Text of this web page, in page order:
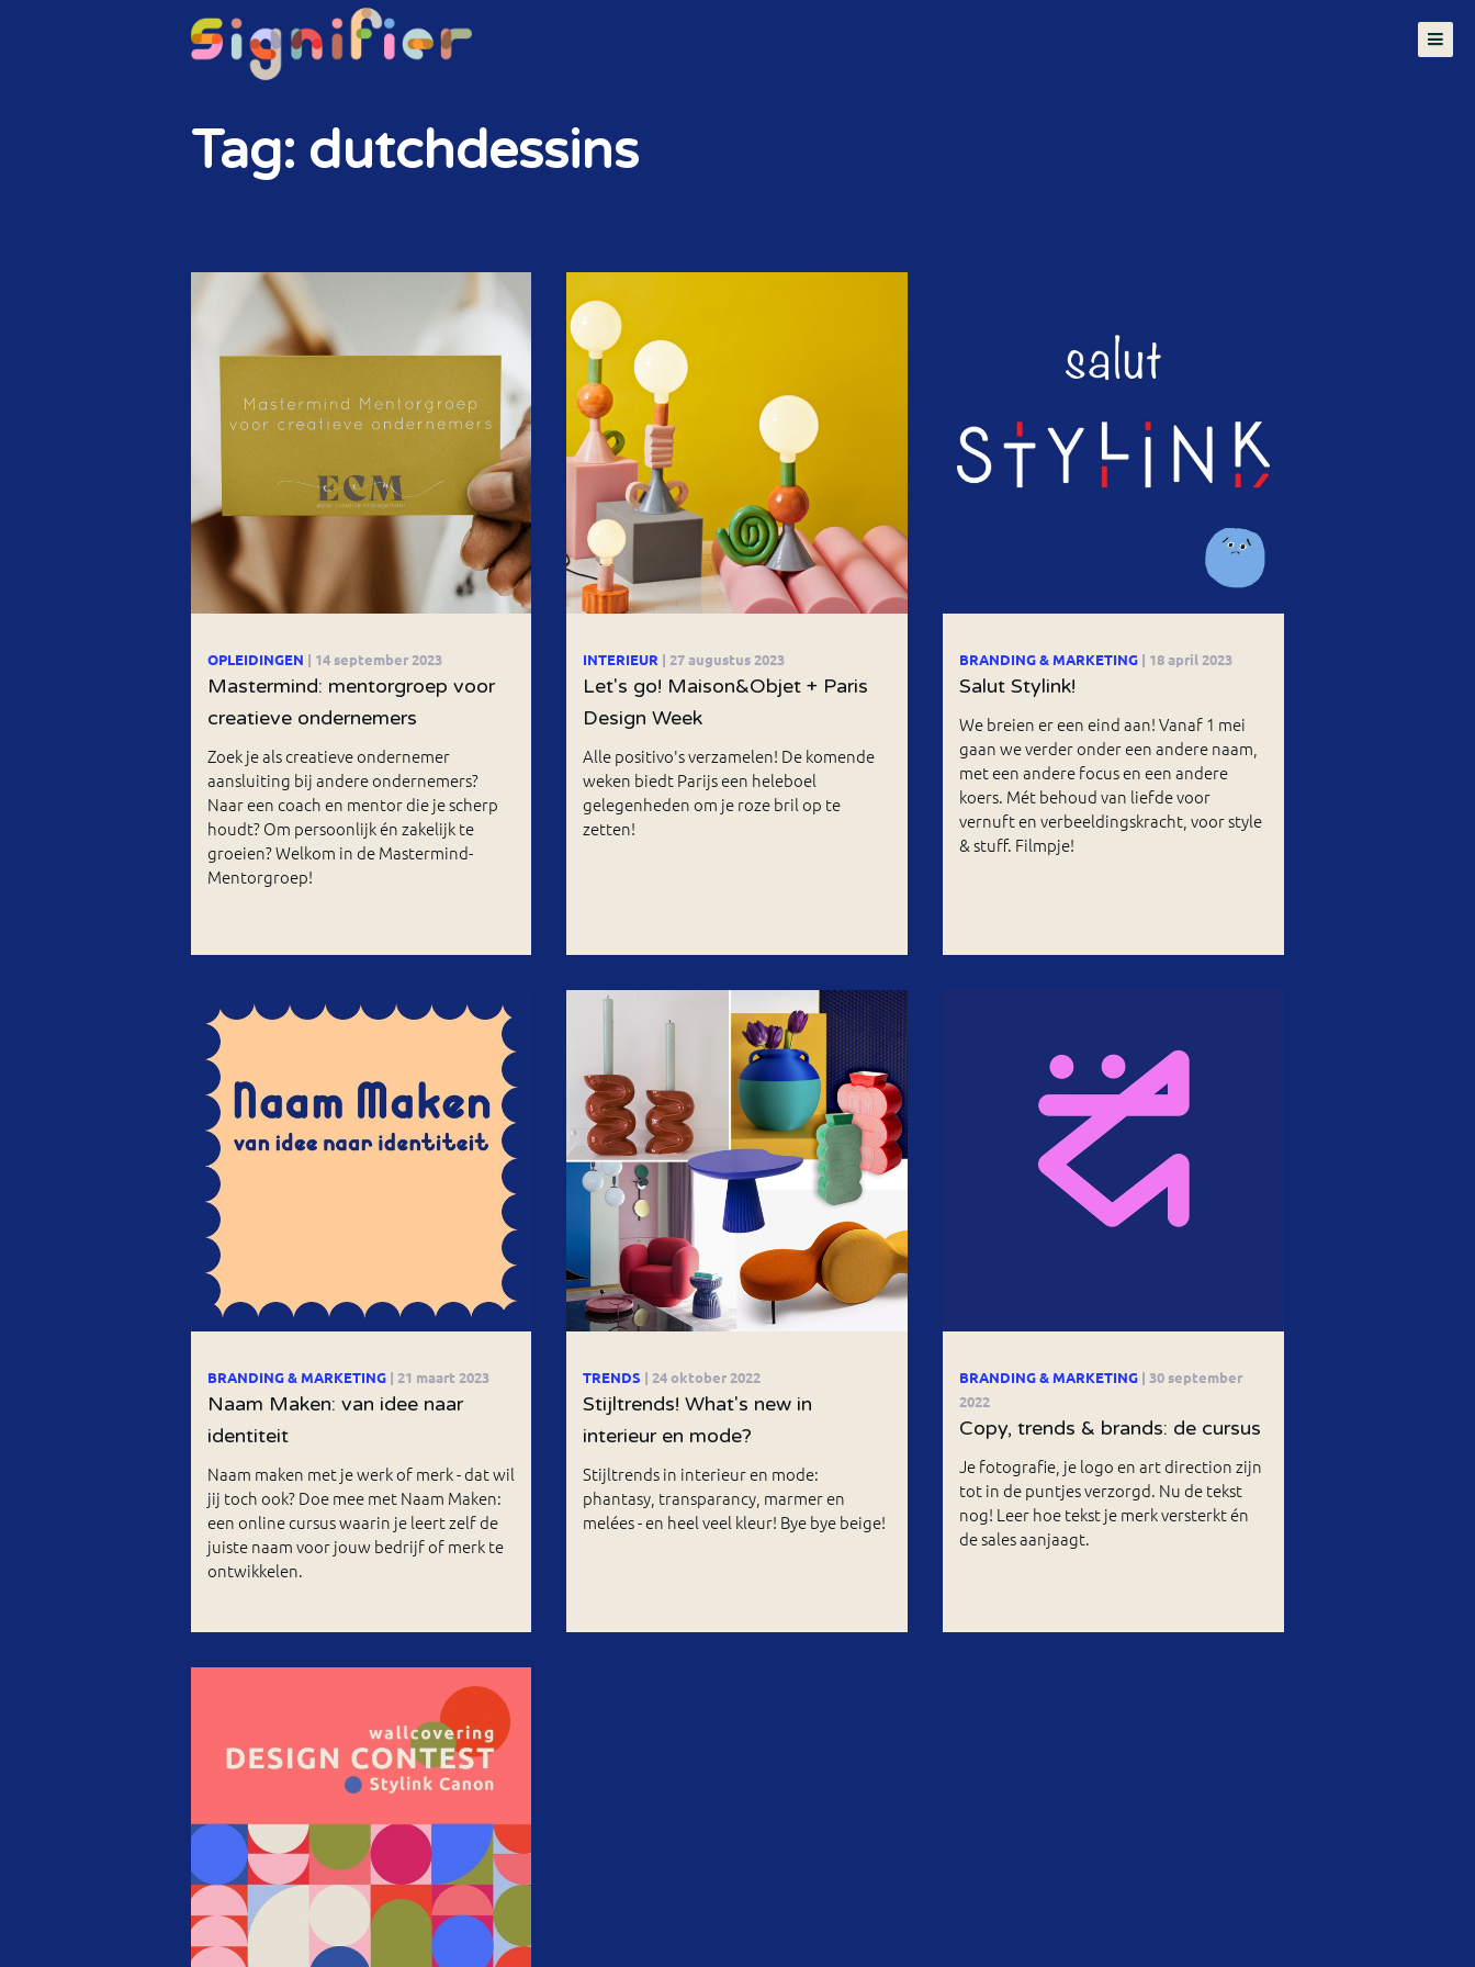
NIEUWSBRIEF
OP DE AGENDA
Tag: dutchdessins
OPLEIDINGEN | 14 september 2023
Mastermind: mentorgroep voor
creatieve ondernemers
Zoek je als creatieve ondernemer
aansluiting bij andere ondernemers?
Naar een coach en mentor die je scherp
houdt? Om persoonlijk én zakelijk te
groeien? Welkom in de Mastermind-
Mentorgroep!
INTERIEUR | 27 augustus 2023
Let's go! Maison&Objet + Paris
Design Week
Alle positivo's verzamelen! De komende
weken biedt Parijs een heleboel
gelegenheden om je roze bril op te
zetten!
BRANDING & MARKETING | 18 april 2023
Salut Stylink!
We breien er een eind aan! Vanaf 1 mei
gaan we verder onder een andere naam,
met een andere focus en een andere
koers. Mét behoud van liefde voor
vernuft en verbeeldingskracht, voor style
& stuff. Filmpje!
BRANDING & MARKETING | 21 maart 2023
Naam Maken: van idee naar
identiteit
Naam maken met je werk of merk - dat wil
jij toch ook? Doe mee met Naam Maken:
een online cursus waarin je leert zelf de
juiste naam voor jouw bedrijf of merk te
ontwikkelen.
TRENDS | 24 oktober 2022
Stijltrends! What's new in
interieur en mode?
Stijltrends in interieur en mode:
phantasy, transparancy, marmer en
melées - en heel veel kleur! Bye bye beige!
BRANDING & MARKETING | 30 september
2022
Copy, trends & brands: de cursus
Je fotografie, je logo en art direction zijn
tot in de puntjes verzorgd. Nu de tekst
nog! Leer hoe tekst je merk versterkt én
de sales aanjaagt.